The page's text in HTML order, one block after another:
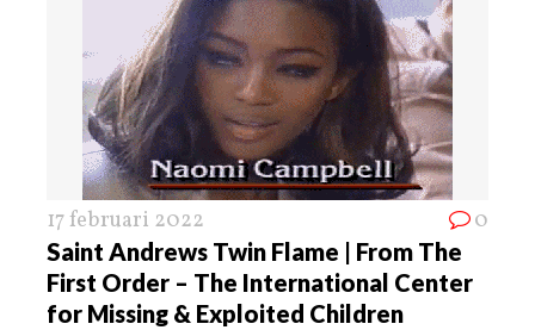
17 februari 2022 0
Saint Andrews Twin Flame | From The
First Order – The International Center
for Missing & Exploited Children